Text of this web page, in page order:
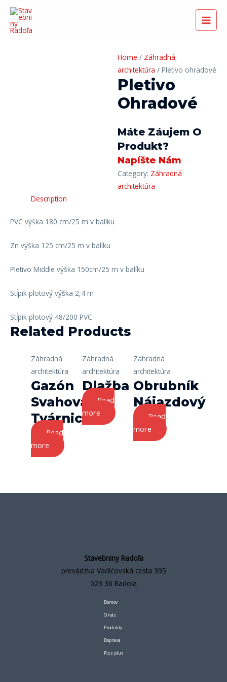
Preskočiť
obsah
Main
Home / Záhradná
architektúra / Pletivo ohradové
Pletivo
Ohradové
Máte Záujem O
Produkt?
Napíšte Nám
Category: Záhradná
architektúra
Description
PVC výška 180 cm/25 m v balíku
Zn výška 125 cm/25 m v balíku
Pletivo Middle výška 150cm/25 m v balíku
Stĺpik plotový výška 2,4 m
Stĺpik plotový 48/200 PVC
Related Products
Záhradná
architektúra
Gazón
Svahová
Tvárnica
Read
more
Záhradná
architektúra
Dlažba
Read
more
Záhradná
architektúra
Obrubník
Nájazdový
Read
more
Stavebniny Radoľa
prevádzka Vadičovská cesta 395
023 36 Radoľa
Domov
O nás
Produkty
Doprava
Riss plus